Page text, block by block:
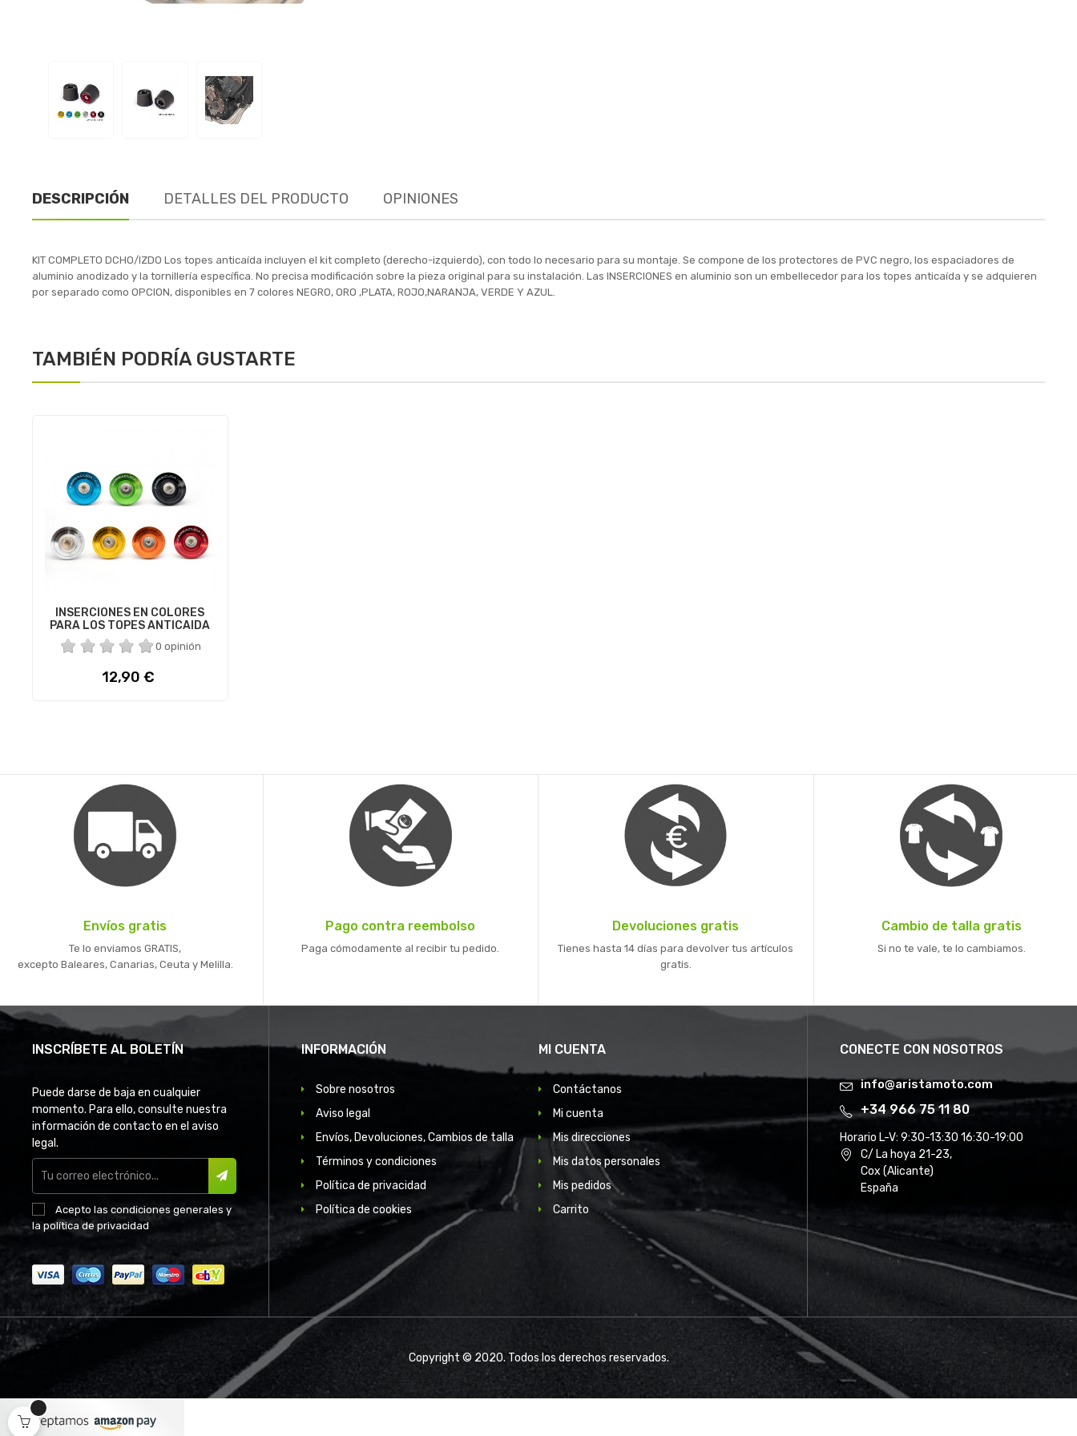
DESCRIPCIÓN DETALLES DEL PRODUCTO OPINIONES
KIT COMPLETO DCHO/IZDO Los topes anticaída incluyen el kit completo (derecho-izquierdo), con todo lo necesario para su montaje. Se compone de los protectores de PVC negro, los espaciadores de
aluminio anodizado y la tornillería específica. No precisa modificación sobre la pieza original para su instalación. Las INSERCIONES en aluminio son un embellecedor para los topes anticaída y se adquieren
por separado como OPCION, disponibles en 7 colores NEGRO, ORO ,PLATA, ROJO,NARANJA, VERDE Y AZUL.
TAMBIÉN PODRÍA GUSTARTE
INSERCIONES EN COLORES
PARA LOS TOPES ANTICAIDA
0 opinión
Precio
12,90 €
Envíos gratis
Te lo enviamos GRATIS,
excepto Baleares, Canarias, Ceuta y Melilla.
Pago contra reembolso
Paga cómodamente al recibir tu pedido.
Devoluciones gratis
Tienes hasta 14 días para devolver tus artículos
gratis.
Cambio de talla gratis
Si no te vale, te lo cambiamos.
INSCRÍBETE AL BOLETÍN
Puede darse de baja en cualquier
momento. Para ello, consulte nuestra
información de contacto en el aviso
legal.
Acepto las condiciones generales y
la política de privacidad
CONECTE CON NOSOTROS
info@aristamoto.com
+34 966 75 11 80
Horario L-V: 9:30-13:30 16:30-19:00
C/ La hoya 21-23,
Cox (Alicante)
España
INFORMACIÓN
Sobre nosotros
Aviso legal
Envíos, Devoluciones, Cambios de talla
Términos y condiciones
Política de privacidad
Política de cookies
MI CUENTA
Contáctanos
Mi cuenta
Mis direcciones
Mis datos personales
Mis pedidos
Carrito
Copyright © 2020. Todos los derechos reservados.